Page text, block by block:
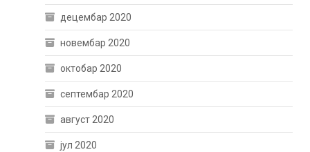
децембар 2020
новембар 2020
октобар 2020
септембар 2020
август 2020
јул 2020